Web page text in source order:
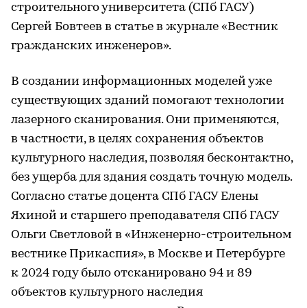
строительного университета (СПб ГАСУ)
Сергей Бовтеев в статье в журнале «Вестник
гражданских инженеров».
В создании информационных моделей уже
существующих зданий помогают технологии
лазерного сканирования. Они применяются,
в частности, в целях сохранения объектов
культурного наследия, позволяя бесконтактно,
без ущерба для здания создать точную модель.
Согласно статье доцента СПб ГАСУ Елены
Яхиной и старшего преподавателя СПб ГАСУ
Ольги Светловой в «Инженерно-строительном
вестнике Прикаспия», в Москве и Петербурге
к 2024 году было отсканировано 94 и 89
объектов культурного наследия